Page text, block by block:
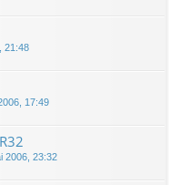
21:48
17:49
2006, 23:32